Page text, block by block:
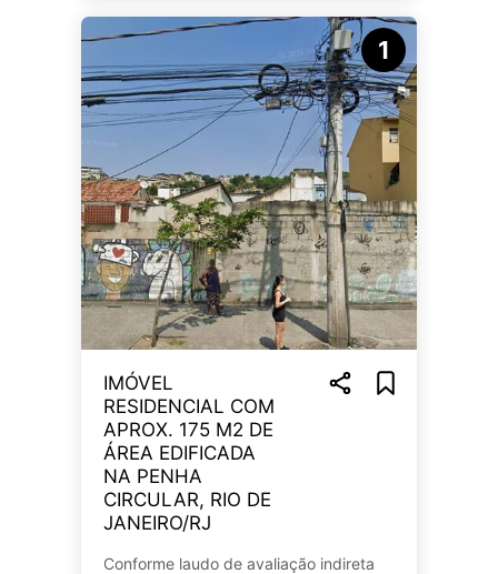
1
IMÓVEL
RESIDENCIAL COM
APROX. 175 M2 DE
ÁREA EDIFICADA
NA PENHA
CIRCULAR, RIO DE
JANEIRO/RJ
Conforme laudo de avaliação indireta